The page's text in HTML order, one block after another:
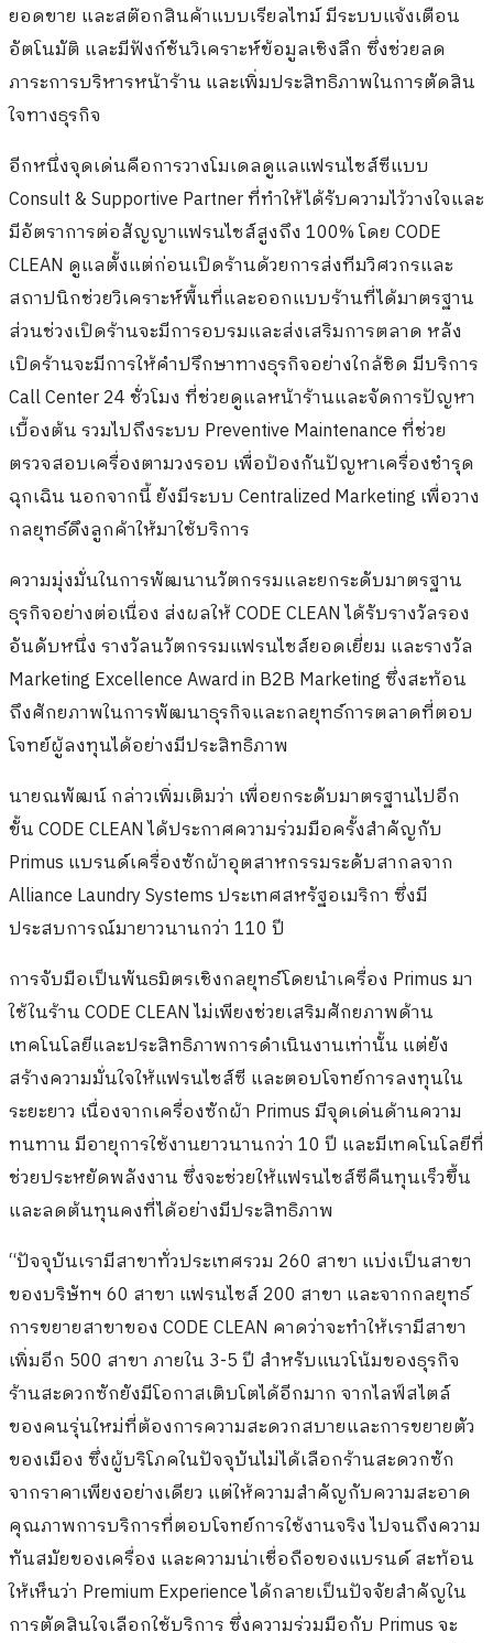
ยอดขาย และสต๊อกสินค้าแบบเรียลไทม์ มีระบบแจ้งเตือน
อัตโนมัติ และมีฟังก์ชันวิเคราะห์ข้อมูลเชิงลึก ซึ่งช่วยลด
ภาระการบริหารหน้าร้าน และเพิ่มประสิทธิภาพในการตัดสิน
ใจทางธุรกิจ
อีกหนึ่งจุดเด่นคือการวางโมเดลดูแลแฟรนไชส์ซีแบบ
Consult & Supportive Partner ที่ทำให้ได้รับความไว้วางใจและ
มีอัตราการต่อสัญญาแฟรนไชส์สูงถึง 100% โดย CODE
CLEAN ดูแลตั้งแต่ก่อนเปิดร้านด้วยการส่งทีมวิศวกรและ
สถาปนิกช่วยวิเคราะห์พื้นที่และออกแบบร้านที่ได้มาตรฐาน
ส่วนช่วงเปิดร้านจะมีการอบรมและส่งเสริมการตลาด หลัง
เปิดร้านจะมีการให้คำปรึกษาทางธุรกิจอย่างใกล้ชิด มีบริการ
Call Center 24 ชั่วโมง ที่ช่วยดูแลหน้าร้านและจัดการปัญหา
เบื้องต้น รวมไปถึงระบบ Preventive Maintenance ที่ช่วย
ตรวจสอบเครื่องตามวงรอบ เพื่อป้องกันปัญหาเครื่องชำรุด
ฉุกเฉิน นอกจากนี้ ยังมีระบบ Centralized Marketing เพื่อวาง
กลยุทธ์ดึงลูกค้าให้มาใช้บริการ
ความมุ่งมั่นในการพัฒนานวัตกรรมและยกระดับมาตรฐาน
ธุรกิจอย่างต่อเนื่อง ส่งผลให้ CODE CLEAN ได้รับรางวัลรอง
อันดับหนึ่ง รางวัลนวัตกรรมแฟรนไชส์ยอดเยี่ยม และรางวัล
Marketing Excellence Award in B2B Marketing ซึ่งสะท้อน
ถึงศักยภาพในการพัฒนาธุรกิจและกลยุทธ์การตลาดที่ตอบ
โจทย์ผู้ลงทุนได้อย่างมีประสิทธิภาพ
นายณพัฒน์ กล่าวเพิ่มเติมว่า เพื่อยกระดับมาตรฐานไปอีก
ขั้น CODE CLEAN ได้ประกาศความร่วมมือครั้งสำคัญกับ
Primus แบรนด์เครื่องซักผ้าอุตสาหกรรมระดับสากลจาก
Alliance Laundry Systems ประเทศสหรัฐอเมริกา ซึ่งมี
ประสบการณ์มายาวนานกว่า 110 ปี
การจับมือเป็นพันธมิตรเชิงกลยุทธ์โดยนำเครื่อง Primus มา
ใช้ในร้าน CODE CLEAN ไม่เพียงช่วยเสริมศักยภาพด้าน
เทคโนโลยีและประสิทธิภาพการดำเนินงานเท่านั้น แต่ยัง
สร้างความมั่นใจให้แฟรนไชส์ซี และตอบโจทย์การลงทุนใน
ระยะยาว เนื่องจากเครื่องซักผ้า Primus มีจุดเด่นด้านความ
ทนทาน มีอายุการใช้งานยาวนานกว่า 10 ปี และมีเทคโนโลยีที่
ช่วยประหยัดพลังงาน ซึ่งจะช่วยให้แฟรนไชส์ซีคืนทุนเร็วขึ้น
และลดต้นทุนคงที่ได้อย่างมีประสิทธิภาพ
“ปัจจุบันเรามีสาขาทั่วประเทศรวม 260 สาขา แบ่งเป็นสาขา
ของบริษัทฯ 60 สาขา แฟรนไชส์ 200 สาขา และจากกลยุทธ์
การขยายสาขาของ CODE CLEAN คาดว่าจะทำให้เรามีสาขา
เพิ่มอีก 500 สาขา ภายใน 3-5 ปี สำหรับแนวโน้มของธุรกิจ
ร้านสะดวกซักยังมีโอกาสเติบโตได้อีกมาก จากไลฟ์สไตล์
ของคนรุ่นใหม่ที่ต้องการความสะดวกสบายและการขยายตัว
ของเมือง ซึ่งผู้บริโภคในปัจจุบันไม่ได้เลือกร้านสะดวกซัก
จากราคาเพียงอย่างเดียว แต่ให้ความสำคัญกับความสะอาด
คุณภาพการบริการที่ตอบโจทย์การใช้งานจริง ไปจนถึงความ
ทันสมัยของเครื่อง และความน่าเชื่อถือของแบรนด์ สะท้อน
ให้เห็นว่า Premium Experience ได้กลายเป็นปัจจัยสำคัญใน
การตัดสินใจเลือกใช้บริการ ซึ่งความร่วมมือกับ Primus จะ